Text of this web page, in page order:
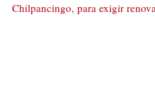
Chilpancingo, para exigir